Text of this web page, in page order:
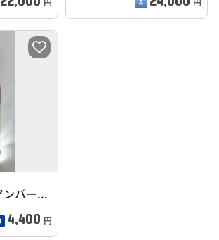
クラレンドル アンバーワイン 2003
4,400 円